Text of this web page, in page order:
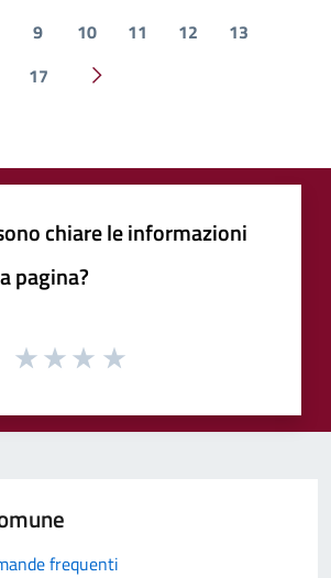
9 10 11 12
13
17 Pagina successiva
chiare le informazioni
pagina?
frequenti